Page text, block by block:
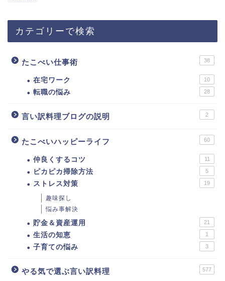
カテゴリーで検索
たこべい仕事術 38
在宅ワーク 10
転職の悩み 28
言い訳料理ブログの説明 2
たこべいハッピーライフ 60
仲良くするコツ 11
ピカピカ掃除方法 5
ストレス対策 19
趣味探し
悩み事解決
貯金＆資産運用 21
生活の知恵 1
子育ての悩み 3
やる気で選ぶ言い訳料理 577